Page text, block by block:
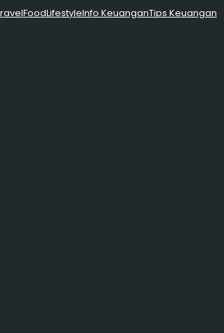
FoodLifestyleInfo KeuanganTips Keuangan